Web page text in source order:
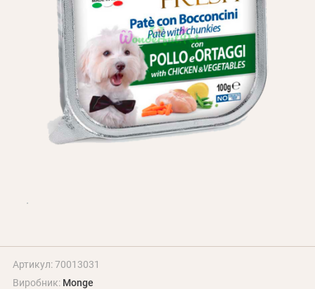
Оплата і доставка
Програма лояльності
Про Нас
Оптовим клієнтам
Контакти
+380 (95) 095-00-05
Артикул: 70013031
Виробник: Monge